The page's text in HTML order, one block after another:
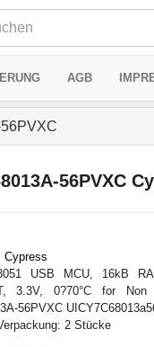
AGB
56PVXC
Cypress
USB MCU, 16kB
3.3V, 0?70°C for
56PVXC
2 Stücke